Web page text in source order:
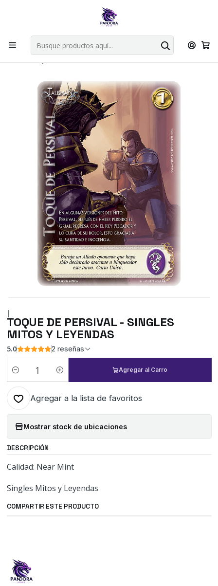
Por compras en cartas singles superiores a 49.990 el envio es
Explorar singles
Inicio Juegos de cartas TCG Mitos y Leyendas TCG
Singles Primer Bloque MYL Talisman
|
TOQUE DE PERSIVAL - SINGLES
MITOS Y LEYENDAS
5.0 2 reseñas
Cantidad
Agregar al Carro
Agregar a la lista de favoritos
Mostrar stock de ubicaciones
DESCRIPCIÓN
Calidad: Near Mint
Singles Mitos y Leyendas
COMPARTIR ESTE PRODUCTO